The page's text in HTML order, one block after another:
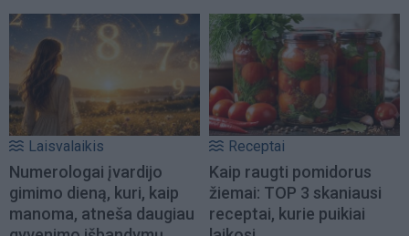
Laisvalaikis
Numerologai įvardijo
gimimo dieną, kuri, kaip
manoma, atneša daugiau
Receptai
Kaip raugti pomidorus
žiemai: TOP 3 skaniausi
receptai, kurie puikiai